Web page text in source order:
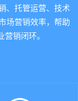
、托管运营、技术
场营销效率，帮助
销闭环。